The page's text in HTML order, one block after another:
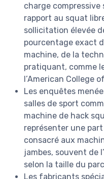
charge compressive
rapport au squat
sollicitation élevée
pourcentage exact
machine, de la
pratiquant, comme
l’American College
Les enquêtes
salles de sport
machine de hack
représenter une
consacré aux
jambes, souvent de
selon la taille du
Les fabricants